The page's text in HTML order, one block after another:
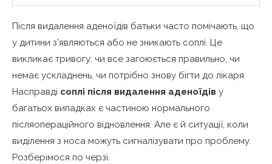
Що робити при соплях після видалення
аденоїдів
Що дозволено
Чого робити не можна
Особливості у дітей різного віку
Після видалення аденоїдів батьки часто помічають, що
у дитини з’являються або не зникають соплі. Це
викликає тривогу: чи все загоюється правильно, чи
немає ускладнень, чи потрібно знову бігти до лікаря.
Насправді соплі після видалення аденоїдів у
багатьох випадках є частиною нормального
післяопераційного відновлення. Але є й ситуації, коли
виділення з носа можуть сигналізувати про проблему.
Розберімося по черзі.